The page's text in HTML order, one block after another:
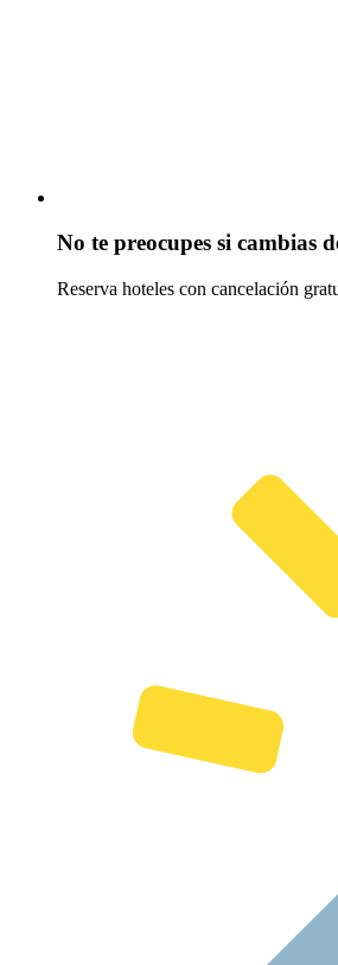
No te preocupes si cambias
Reserva hoteles con cancelación